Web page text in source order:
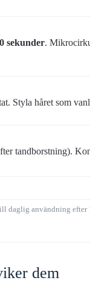
sekunder.
Styla håret som
tandborstning).
daglig användning efter
dem